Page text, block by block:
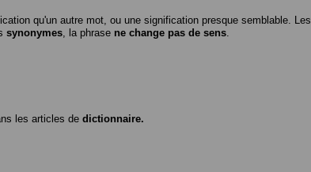
qu'un autre mot, ou une signification presque semblable. Les
synonymes , la phrase ne change pas de sens
les articles de dictionnaire.